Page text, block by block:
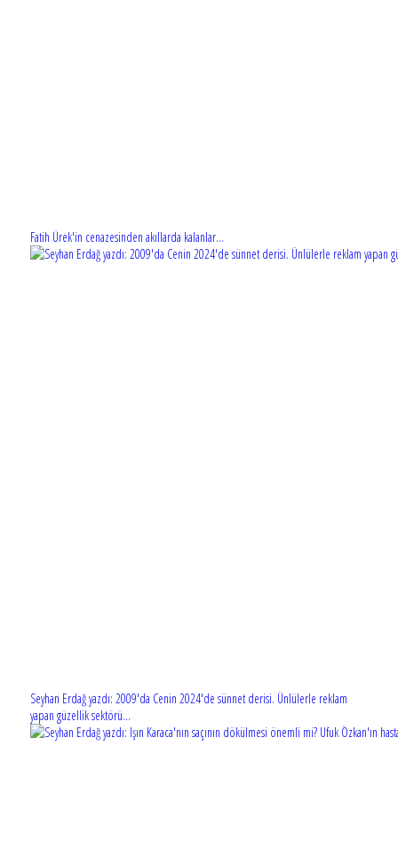
Fatih Ürek'in cenazesinden akıllarda kalanlar...
Seyhan Erdağ yazdı: 2009'da Cenin 2024'de sünnet derisi. Ünlülerle reklam
yapan güzellik sektörü...